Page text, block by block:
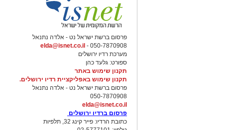
פרסום ברשת ישראל נט - אלדה נתנאל
050-7870908 -
elda@isnet.co.il
מערכת רדיו ירושלים
ספורט: גלעד כהן
תקנון שימוש באתר
תקנון שימוש באפליקציית רדיו ירושלים.
פרסום ברשת ישראל נט - אלדה נתנאל
050-7870908
elda@isnet.co.il
פרסום ברדיו ירושלים
כתובת הרדיו: פייר קינג 32, תלפיות